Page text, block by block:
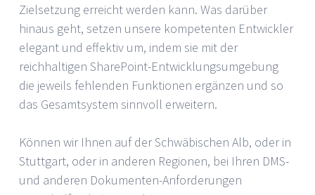
Zielsetzung erreicht werden kann. Was darüber
hinaus geht, setzen unsere kompetenten Entwickler
elegant und effektiv um, indem sie mit der
reichhaltigen SharePoint-Entwicklungsumgebung
die jeweils fehlenden Funktionen ergänzen und so
das Gesamtsystem sinnvoll erweitern.
Können wir Ihnen auf der Schwäbischen Alb, oder in
Stuttgart, oder in anderen Regionen, bei Ihren DMS-
und anderen Dokumenten-Anforderungen